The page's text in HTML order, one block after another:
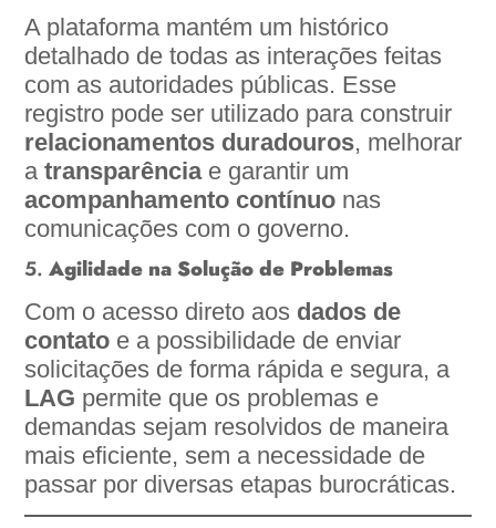
A plataforma mantém um histórico
detalhado de todas as interações feitas
com as autoridades públicas. Esse
registro pode ser utilizado para construir
relacionamentos duradouros, melhorar
atransparênciae garantir um
acompanhamento contínuo nas
comunicações com o governo.
5.Agilidade na Solução de Problemas
Com o acesso direto aos dados de
contato e a possibilidade de enviar
solicitações de forma rápida e segura, a
LAG permite que os problemas e
demandas sejam resolvidos de maneira
mais eficiente, sem a necessidade de
passar por diversas etapas burocráticas.